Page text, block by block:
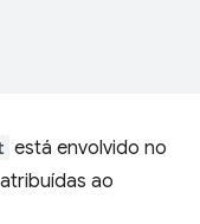
está envolvido no
ao